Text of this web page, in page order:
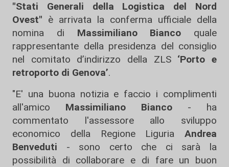
"Stati Generali della Logistica del Nord
Ovest" è arrivata la conferma ufficiale della
nomina di Massimiliano Bianco quale
rappresentante della presidenza del consiglio
nel comitato d’indirizzo della ZLS‘Porto e
retroporto di Genova’.
"E' una buona notizia e faccio i complimenti
all'amico Massimiliano Bianco - ha
commentato l'assessore allo sviluppo
economico della Regione Liguria Andrea
Benveduti - sono certo che ci sarà la
possibilità di collaborare e di fare un buon